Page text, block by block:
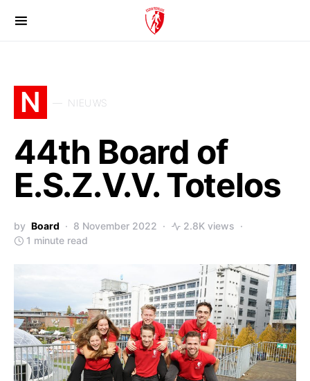
N NIEUWS
44th Board of
E.S.Z.V.V. Totelos
by Board 8 November 2022
2.8K views
1 minute read